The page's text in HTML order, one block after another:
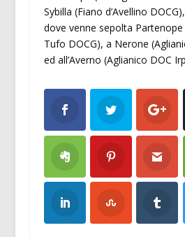
Sybilla (Fiano d’Avellino
dove venne sepolta
Tufo DOCG), a Nerone
ed all’Averno (Aglianico DOC